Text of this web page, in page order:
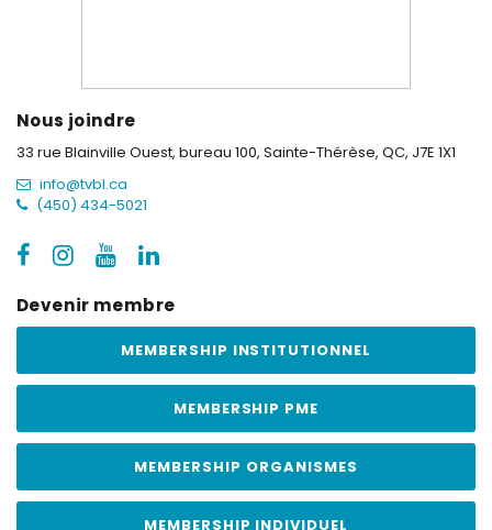
Nous joindre
33 rue Blainville Ouest, bureau 100, Sainte-Thérèse, QC, J7E 1X1
info@tvbl.ca
(450) 434-5021
Devenir membre
MEMBERSHIP INSTITUTIONNEL
MEMBERSHIP PME
MEMBERSHIP ORGANISMES
MEMBERSHIP INDIVIDUEL